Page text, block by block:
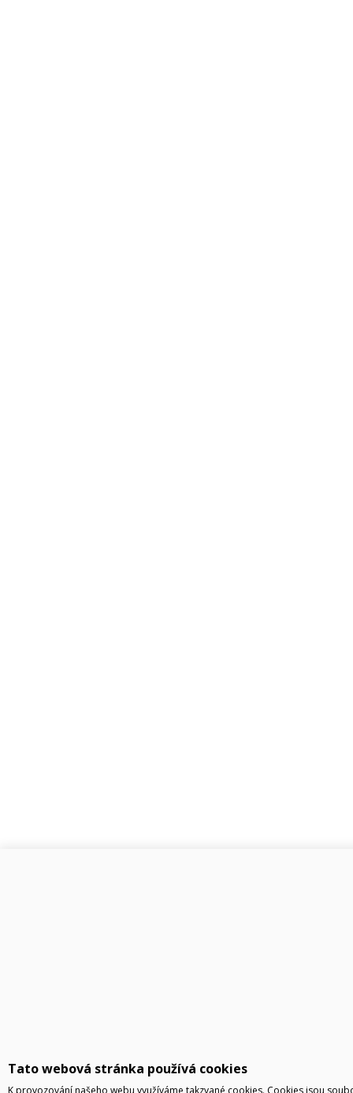
Tato webová stránka používá cookies
K provozování našeho webu využíváme takzvané cookies. Cookies jsou